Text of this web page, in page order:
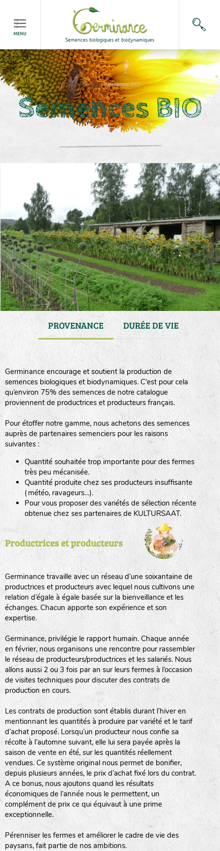
Accueil>Semence BIO
Semences BIO
PROVENANCE DURÉE DE VIE
Germinance encourage et soutient la production de
semences biologiques et biodynamiques. C'est pour cela
qu’environ 75% des semences de notre catalogue
proviennent de productrices et producteurs français.
Pour étoffer notre gamme, nous achetons des semences
auprès de partenaires semenciers pour les raisons
suivantes :
Quantité souhaitée trop importante pour des fermes
très peu mécanisée.
Quantité produite chez ses producteurs insuffisante
(météo, ravageurs…).
Pour vous proposer des variétés de sélection récente
obtenue chez ses partenaires de KULTURSAAT.
Productrices et producteurs
Germinance travaille avec un réseau d’une soixantaine de
productrices et producteurs avec lequel nous cultivons une
relation d’égale à égale basée sur la bienveillance et les
échanges. Chacun apporte son expérience et son
expertise.
Germinance, privilégie le rapport humain. Chaque année
en février, nous organisons une rencontre pour rassembler
le réseau de producteurs/productrices et les salariés. Nous
allons aussi 2 ou 3 fois par an sur leurs fermes à l’occasion
de visites techniques pour discuter des contrats de
production en cours.
Les contrats de production sont établis durant l’hiver en
mentionnant les quantités à produire par variété et le tarif
d’achat proposé. Lorsqu’un producteur nous confie sa
récolte à l’automne suivant, elle lui sera payée après la
saison de vente en été, sur les quantités réellement
vendues. Ce système original nous permet de bonifier,
depuis plusieurs années, le prix d’achat fixé lors du contrat.
A ce bonus, nous ajoutons quand les résultats
économiques de l’année nous le permettent, un
complément de prix ce qui équivaut à une prime
exceptionnelle.
Pérenniser les fermes et améliorer le cadre de vie des
paysans, fait partie de nos ambitions.
LA RÉFÉRENCE :FBEL20BPA1A (en haut à gauche)
F : Fleurs.
Les autres catégories étant :
E: Engrais vert
: Légumes
A: Aromatiques
haies
zone sauvage
tas de compost
animaux domestiques
animaux sauvages
biodiversité cultivée